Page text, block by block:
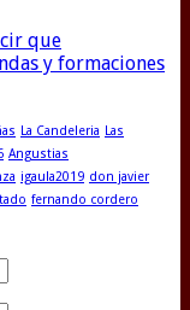
que
y formaciones
La Candeleria Las
Angustias
igaula2019 don javier
fernando cordero